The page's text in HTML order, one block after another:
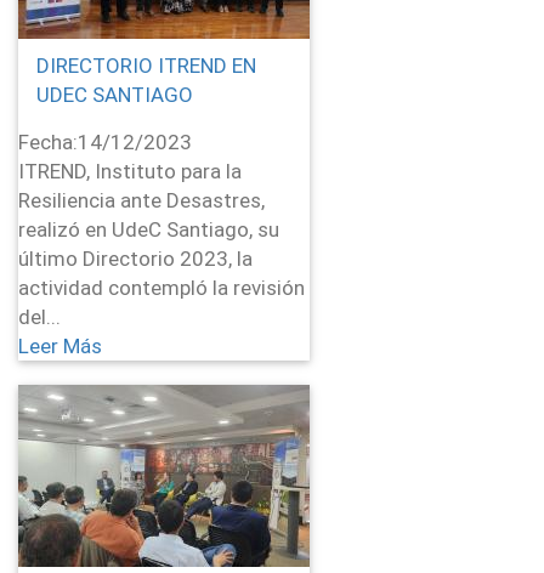
DIRECTORIO ITREND EN
UDEC SANTIAGO
Fecha:14/12/2023
ITREND, Instituto para la
Resiliencia ante Desastres,
realizó en UdeC Santiago, su
último Directorio 2023, la
actividad contempló la revisión
del...
Leer Más